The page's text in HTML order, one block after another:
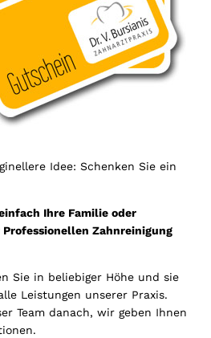
Idee: Schenken Sie ein
Ihre Familie oder
Zahnreinigung
Sie in beliebiger Höhe und sie
Leistungen unserer Praxis.
Team danach, wir geben Ihnen